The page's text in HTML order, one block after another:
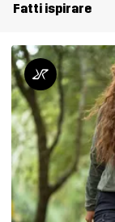
Fatti ispirare